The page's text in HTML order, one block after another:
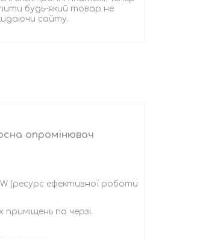
будь-який товар не
сайту.
опромінювач
(ресурс ефективної роботи
приміщень по черзі.